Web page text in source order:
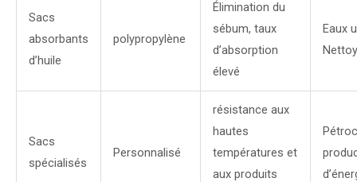
Sacs
absorbants
d’huile
polypropylène
Élimination du
sébum, taux
d’absorption
élevé
Eaux
Sacs
spécialisés
Personnalisé
résistance aux
hautes
températures et
aux produits